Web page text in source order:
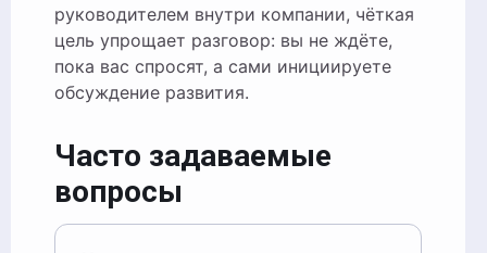
руководителем внутри компании, чёткая
цель упрощает разговор: вы не ждёте,
пока вас спросят, а сами инициируете
обсуждение развития.
Часто задаваемые
вопросы